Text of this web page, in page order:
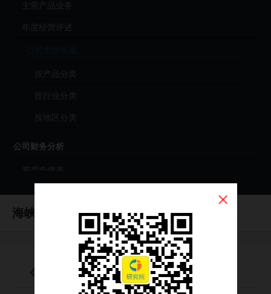
主营产品业务
年度经营评述
公司主营构成
按产品分类
按行业分类
按地区分类
公司财务分析
资产负债表
现金流量表
财务分析（年度）
财务分析（季度）
财报原始文件（PDF）
海峡人力 （837983）